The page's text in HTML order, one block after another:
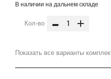
В наличии на дальнем складе
Кол-во - +
Показать все варианты